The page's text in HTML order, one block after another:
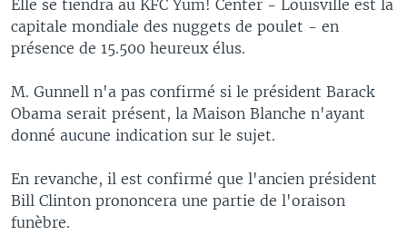
Elle se tiendra au KFC Yum! Center - Louisville est la
capitale mondiale des nuggets de poulet - en
présence de 15.500 heureux élus.
M. Gunnell n'a pas confirmé si le président Barack
Obama serait présent, la Maison Blanche n'ayant
donné aucune indication sur le sujet.
En revanche, il est confirmé que l'ancien président
Bill Clinton prononcera une partie de l'oraison
funèbre.